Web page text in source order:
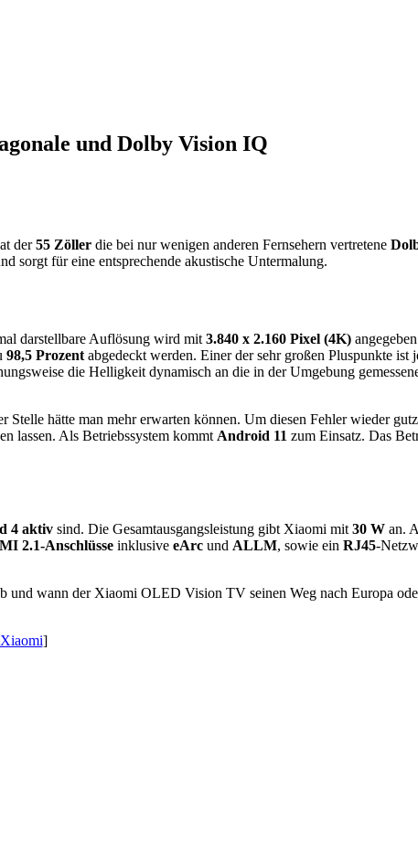
und Dolby Vision IQ
der55 Zöller die bei nur wenigen anderen Fernsehern vertretene
sorgt für eine entsprechende akustische Untermalung.
darstellbare Auflösung wird mit 3.840 x 2.160 Pixel (4K)
98,5 Prozent abgedeckt werden. Einer der sehr großen Pluspunkte ist
die Helligkeit dynamisch an die in der Umgebung
Stelle hätte man mehr erwarten können. Um diesen Fehler wieder
lassen. Als Betriebssystem kommt Android 11 zum Einsatz. Das
4 aktiv sind. Die Gesamtausgangsleistung gibt Xiaomi mit30 W an.
2.1-Anschlüsse inklusive eArc und ALLM, sowie ein RJ45-
und wann der Xiaomi OLED Vision TV seinen Weg nach Europa
Xiaomi]